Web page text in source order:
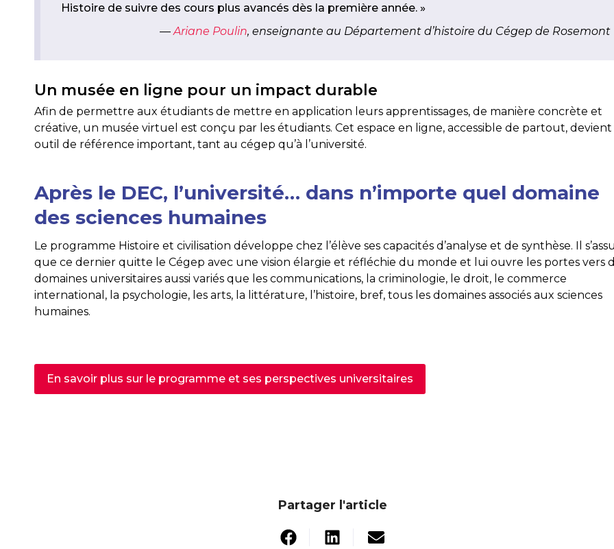
Histoire de suivre des cours plus avancés dès la première année. »
Ariane Poulin, enseignante au Département d’histoire du Cégep de Rosemont
Un musée en ligne pour un impact durable
Afin de permettre aux étudiants de mettre en application leurs apprentissages, de manière concrète et
créative, un musée virtuel est conçu par les étudiants. Cet espace en ligne, accessible de partout,
outil de référence important, tant au cégep qu’à l’université.
Après le DEC, l’université… dans n’importe quel domaine
des sciences humaines
Le programme Histoire et civilisation développe chez l’élève ses capacités d’analyse et de synthèse. Il
que ce dernier quitte le Cégep avec une vision élargie et réfléchie du monde et lui ouvre les portes vers
domaines universitaires aussi variés que les communications, la criminologie, le droit, le commerce
international, la psychologie, les arts, la littérature, l’histoire, bref, tous les domaines associés aux sciences
humaines.
En savoir plus sur le programme et ses perspectives universitaires
Partager l'article